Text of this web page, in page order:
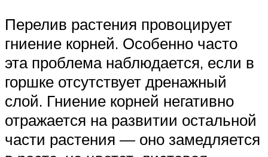
Перелив растения провоцирует
гниение корней. Особенно часто
эта проблема наблюдается, если в
горшке отсутствует дренажный
слой. Гниение корней негативно
отражается на развитии остальной
части растения — оно замедляется